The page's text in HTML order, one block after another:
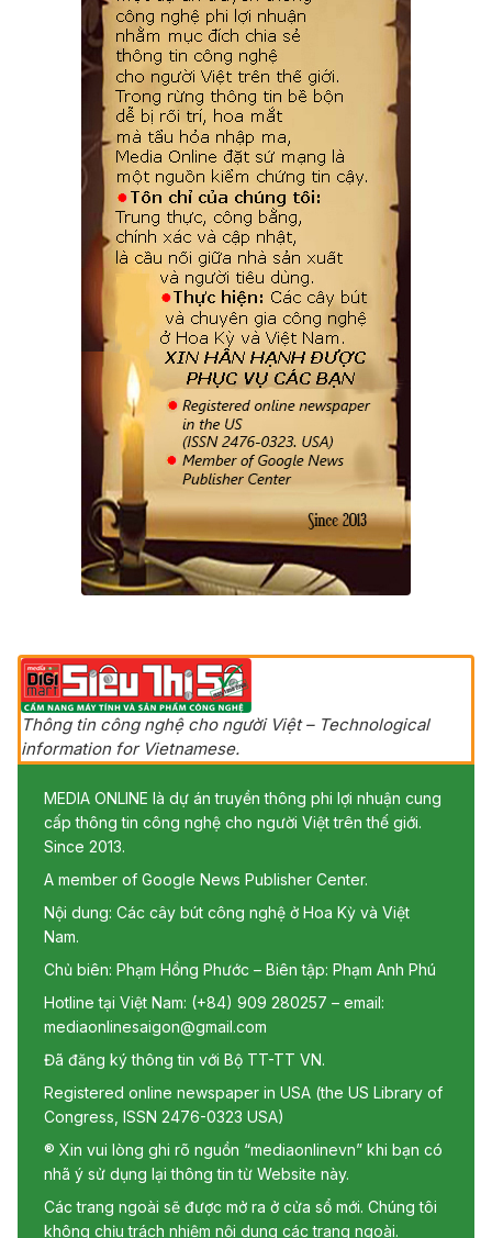
Thông tin công nghệ cho người Việt – Technological
information for Vietnamese.
MEDIA ONLINE là dự án truyền thông phi lợi nhuận cung
cấp thông tin công nghệ cho người Việt trên thế giới.
Since 2013.
A member of Google News Publisher Center.
Nội dung: Các cây bút công nghệ ở Hoa Kỳ và Việt
Nam.
Chủ biên: Phạm Hồng Phước – Biên tập: Phạm Anh Phú
Hotline tại Việt Nam: (+84) 909 280257 – email:
mediaonlinesaigon@gmail.com
Đã đăng ký thông tin với Bộ TT-TT VN.
Registered online newspaper in USA (the US Library of
Congress, ISSN 2476-0323 USA)
® Xin vui lòng ghi rõ nguồn “mediaonlinevn” khi bạn có
nhã ý sử dụng lại thông tin từ Website này.
Các trang ngoài sẽ được mở ra ở cửa sổ mới. Chúng tôi
không chịu trách nhiệm nội dung các trang ngoài.